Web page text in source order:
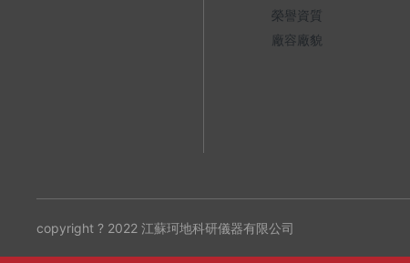
榮譽資質
廠容廠貌
copyright ? 2022 江蘇珂地科研儀器有限公司